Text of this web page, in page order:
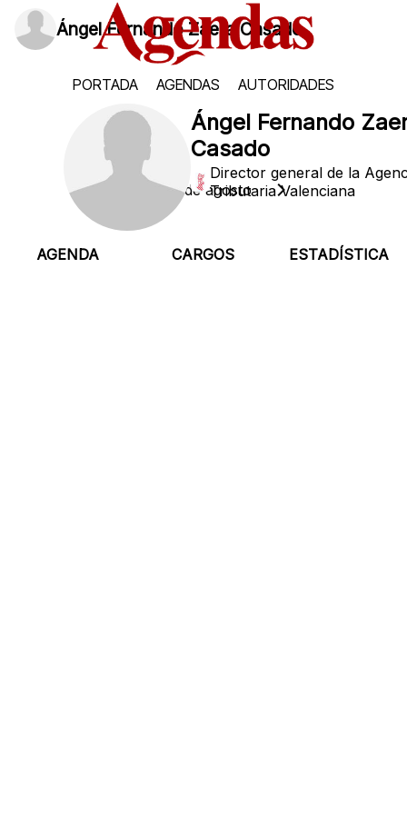
Ángel Fernando Zaera Casado
PORTADA AGENDAS AUTORIDADES
Ángel Fernando
Casado
Director general de la
Tributaria Valenciana
AGENDA CARGOS ESTADÍSTICA
Jueves, 6 de agosto